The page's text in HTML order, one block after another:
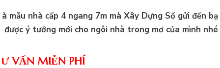
mẫu nhà cấp 4 ngang 7m mà Xây Dựng Số gửi đến
được ý tưởng mới cho ngôi nhà trong mơ của mình nhé!
VẤN MIỄN PHÍ